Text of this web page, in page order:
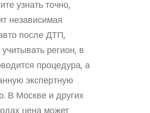
узнать точно,
независимая
после ДТП,
регион, в
процедура, а
экспертную
В Москве и других
цена может